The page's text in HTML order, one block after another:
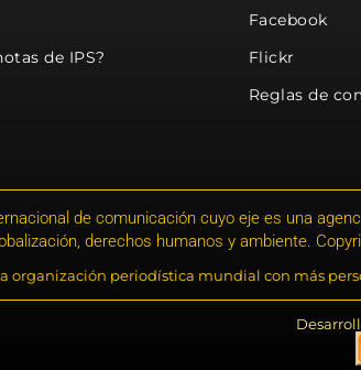
de IPS?
Facebook
Flickr
Reglas de
de comunicación cuyo eje es una
derechos humanos y ambiente.
organización periodística mundial con más